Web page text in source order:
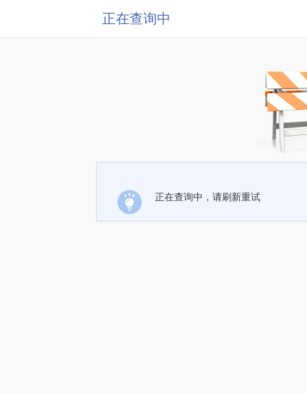
正在查询中
正在查询中，请刷新重试